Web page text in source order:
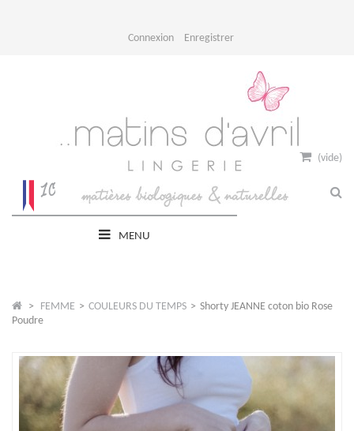
Connexion Enregistrer
MENU
(vide)
> FEMME > COULEURS DU TEMPS > Shorty JEANNE coton bio Rose
Poudre